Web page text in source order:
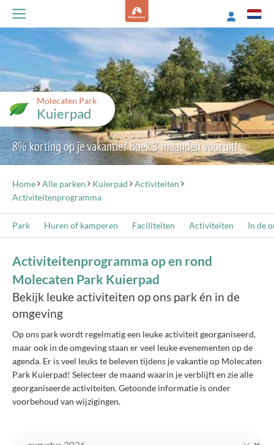
Molecaten Park
Kuierpad
8% korting op je vakantie? Boek 3 maanden vooruit!
Home Alle parken Kuierpad
Activiteiten
Activiteitenprogramma
Park Huren of kamperen Faciliteiten Activiteiten In de
Activiteitenprogramma op en rond
Molecaten Park Kuierpad
Bekijk leuke activiteiten op ons park én in de
omgeving
Op ons park wordt regelmatig een leuke activiteit georganiseerd,
maar ook in de omgeving staan er veel leuke evenementen op de
agenda. Er is veel leuks te beleven tijdens je vakantie op Molecaten
Park Kuierpad! Selecteer de maand waarin je verblijft en zie alle
georganiseerde activiteiten. Getoonde informatie is onder
voorbehoud van wijzigingen.